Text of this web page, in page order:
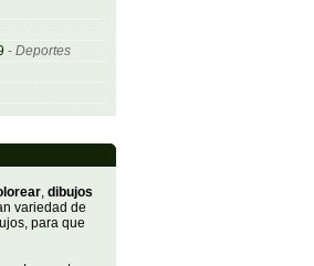
- Deportes
, dibujos
variedad de
para que